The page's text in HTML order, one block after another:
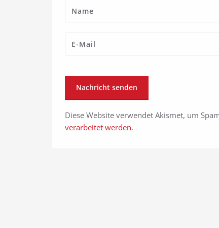
Diese Website verwendet Akismet, um
verarbeitet werden.